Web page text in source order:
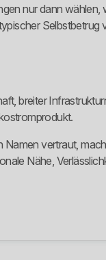
nur dann
Selbstbetrug
breiter
vertraut,
Nähe,